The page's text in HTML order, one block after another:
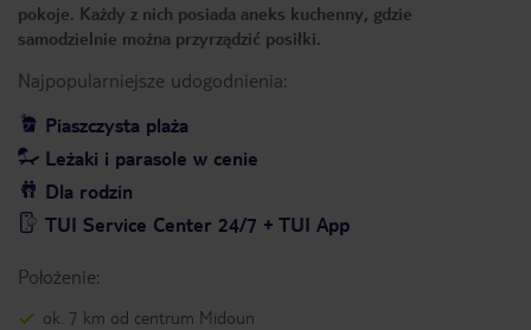
pokoje. Każdy z nich posiada aneks kuchenny, gdzie
samodzielnie można przyrządzić posiłki.
Najpopularniejsze udogodnienia:
Piaszczysta plaża
Leżaki i parasole w cenie
Dla rodzin
TUI Service Center 24/7 + TUI App
Położenie:
ok. 7 km od centrum Midoun